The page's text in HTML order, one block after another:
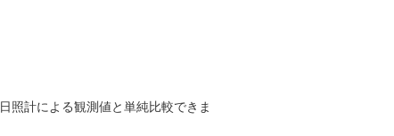
照計による観測値と単純比較できま